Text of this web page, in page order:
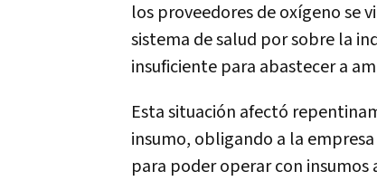
los proveedores de oxígeno se
sistema de salud por sobre la
insuficiente para abastecer a
Esta situación afectó
insumo, obligando a la
para poder operar con